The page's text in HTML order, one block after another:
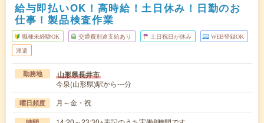
給与即払いOK！高時給！土日休み！日勤のお
仕事！製品検査作業
職種未経験OK 交通費別途支給あり 土日祝日が休み WEB登録OK
派遣
勤務地 山形県長井市
今泉(山形県)駅から---分
曜日頻度 月～金・祝